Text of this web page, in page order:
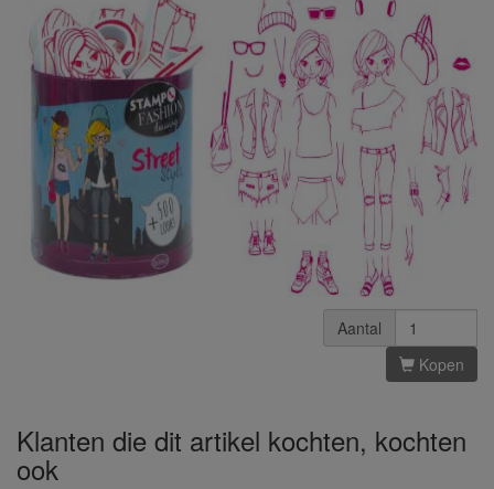
Aantal
Kopen
Klanten die dit artikel kochten, kochten
ook